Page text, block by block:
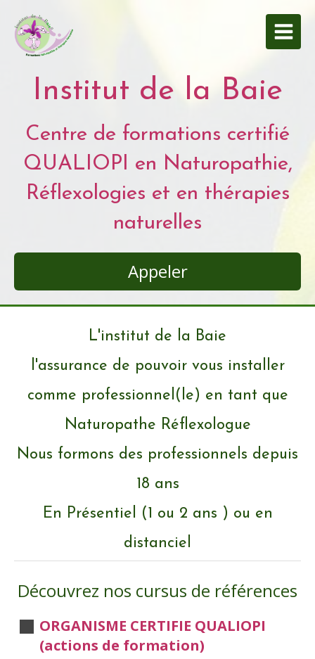
Institut de la Baie
Centre de formations certifié
QUALIOPI en Naturopathie,
Réflexologies et en thérapies
naturelles
Appeler
L'institut de la Baie
l'assurance de pouvoir vous installer
comme professionnel(le) en tant que
Naturopathe Réflexologue
Nous formons des professionnels depuis
18 ans
En Présentiel (1 ou 2 ans ) ou en
distanciel
Découvrez nos cursus de références
ORGANISME CERTIFIE QUALIOPI
(actions de formation)